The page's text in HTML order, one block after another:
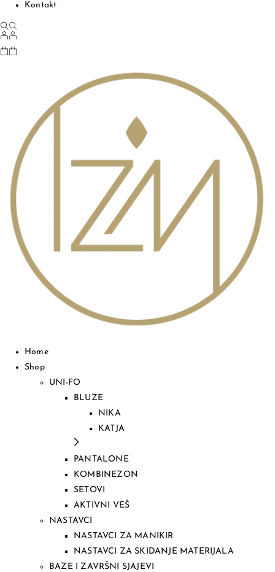
Kontakt
Home
Shop
UNI-FO
BLUZE
NIKA
KATJA
PANTALONE
KOMBINEZON
SETOVI
AKTIVNI VEŠ
NASTAVCI
NASTAVCI ZA MANIKIR
NASTAVCI ZA SKIDANJE MATERIJALA
BAZE I ZAVRŠNI SJAJEVI